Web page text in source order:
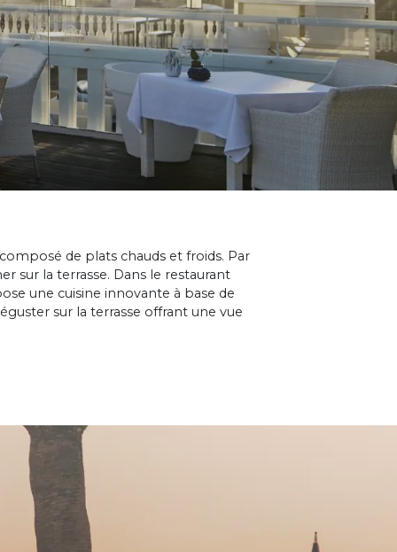
de plats chauds et froids. Par
sur la terrasse. Dans le restaurant
une cuisine innovante à base de
sur la terrasse offrant une vue